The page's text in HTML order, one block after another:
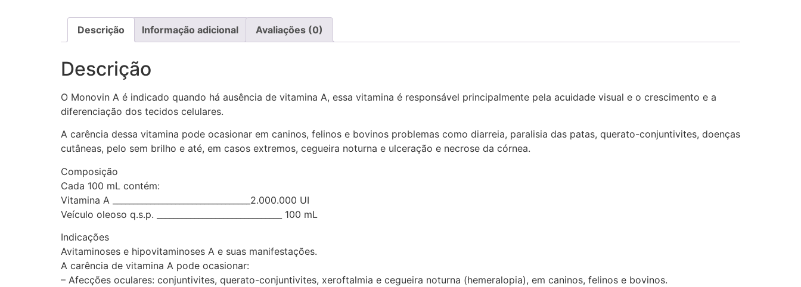
Descrição Informação adicional Avaliações (0)
Descrição
O Monovin A é indicado quando há ausência de vitamina A, essa vitamina é responsável principalmente pela acuidade visual e o crescimento e a
diferenciação dos tecidos celulares.
A carência dessa vitamina pode ocasionar em caninos, felinos e bovinos problemas como diarreia, paralisia das patas, querato-conjuntivites, doenças
cutâneas, pelo sem brilho e até, em casos extremos, cegueira noturna e ulceração e necrose da córnea.
Composição
Cada 100 mL contém:
Vitamina A _________________________________2.000.000 UI
Veículo oleoso q.s.p. ______________________________ 100 mL
Indicações
Avitaminoses e hipovitaminoses A e suas manifestações.
A carência de vitamina A pode ocasionar:
– Afecções oculares: conjuntivites, querato-conjuntivites, xeroftalmia e cegueira noturna (hemeralopia), em caninos, felinos e bovinos.